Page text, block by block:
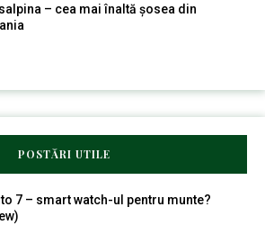
– cea mai înaltă șosea din
POSTĂRI UTILE
7 – smart watch-ul pentru munte?